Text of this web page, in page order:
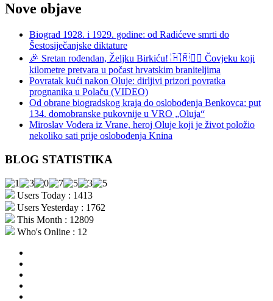
Nove objave
Biograd 1928. i 1929. godine: od Radićeve smrti do
Šestosiječanjske diktature
🎉 Sretan rođendan, Željku Birkiću! 🇭🇷🏃‍♂️ Čovjeku koji
kilometre pretvara u počast hrvatskim braniteljima
Povratak kući nakon Oluje: dirljivi prizori povratka
prognanika u Polaču (VIDEO)
Od obrane biogradskog kraja do oslobođenja Benkovca: put
134. domobranske pukovnije u VRO „Oluja“
Miroslav Vođera iz Vrane, heroj Oluje koji je život položio
nekoliko sati prije oslobođenja Knina
BLOG STATISTIKA
Users Today : 1413
Users Yesterday : 1762
This Month : 12809
Who's Online : 12